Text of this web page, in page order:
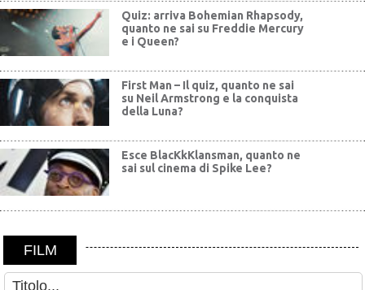
Quiz: arriva Bohemian Rhapsody,
quanto ne sai su Freddie Mercury
e i Queen?
First Man – Il quiz, quanto ne sai
su Neil Armstrong e la conquista
della Luna?
Esce BlacKkKlansman, quanto ne
sai sul cinema di Spike Lee?